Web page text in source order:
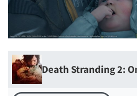
Death Stranding 2: